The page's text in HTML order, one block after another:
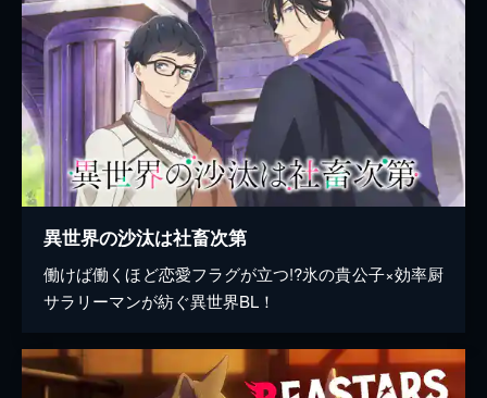
異世界の沙汰は社畜次第
働けば働くほど恋愛フラグが立つ!?氷の貴公子×効率厨
サラリーマンが紡ぐ異世界BL！